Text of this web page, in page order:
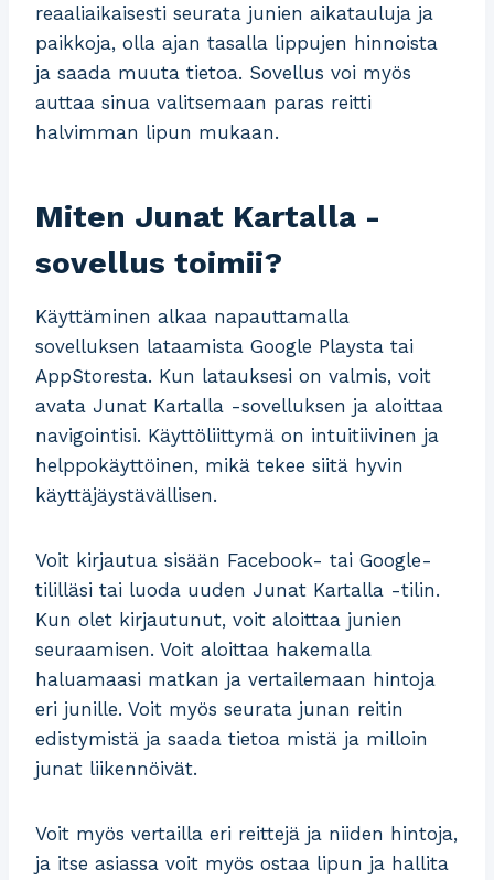
reaaliaikaisesti seurata junien aikatauluja ja
paikkoja, olla ajan tasalla lippujen hinnoista
ja saada muuta tietoa. Sovellus voi myös
auttaa sinua valitsemaan paras reitti
halvimman lipun mukaan.
Miten Junat Kartalla -
sovellus toimii?
Käyttäminen alkaa napauttamalla
sovelluksen lataamista Google Playsta tai
AppStoresta. Kun latauksesi on valmis, voit
avata Junat Kartalla -sovelluksen ja aloittaa
navigointisi. Käyttöliittymä on intuitiivinen ja
helppokäyttöinen, mikä tekee siitä hyvin
käyttäjäystävällisen.
Voit kirjautua sisään Facebook- tai Google-
tililläsi tai luoda uuden Junat Kartalla -tilin.
Kun olet kirjautunut, voit aloittaa junien
seuraamisen. Voit aloittaa hakemalla
haluamaasi matkan ja vertailemaan hintoja
eri junille. Voit myös seurata junan reitin
edistymistä ja saada tietoa mistä ja milloin
junat liikennöivät.
Voit myös vertailla eri reittejä ja niiden hintoja,
ja itse asiassa voit myös ostaa lipun ja hallita